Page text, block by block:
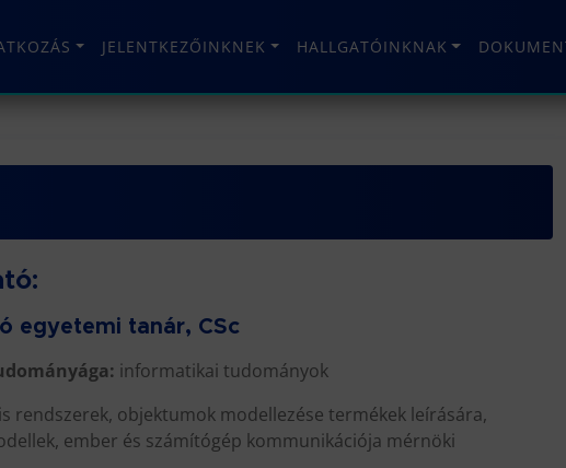
JELENTKEZŐINKNEK HALLGATÓINKNAK
egyetemi tanár, CSc
informatikai tudományok
rendszerek, objektumok modellezése termékek leírására,
ember és számítógép kommunikációja mérnöki